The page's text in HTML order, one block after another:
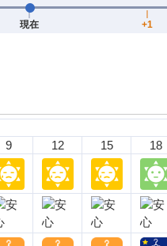
9 12 15 18